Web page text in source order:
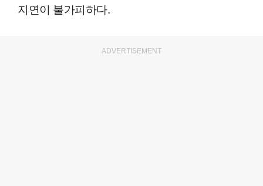
지연이 불가피하다.
ADVERTISEMENT